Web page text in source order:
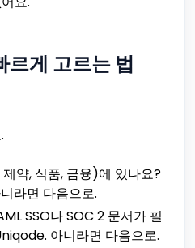
게 고르는 법
약, 식품, 금융)에 있나요?
라면 다음으로.
SSO나 SOC 2 문서가 필
아니라면 다음으로.